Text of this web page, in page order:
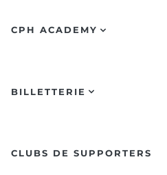
CPH ACADEMY
BILLETTERIE
CLUBS DE SUPPORTERS